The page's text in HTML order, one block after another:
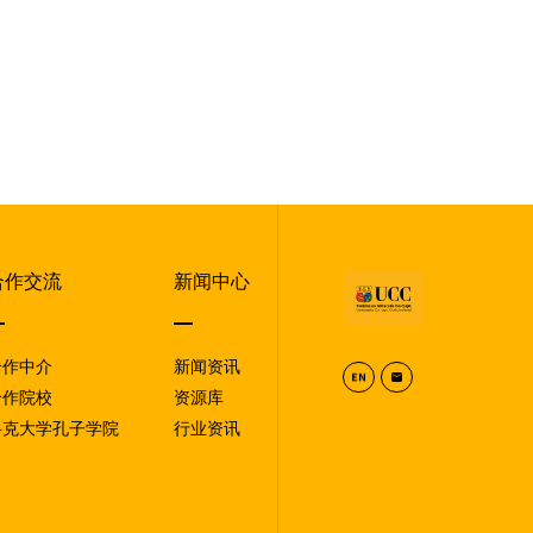
作交流
中介
院校
大学孔子学院
新闻中心
新闻资讯
资源库
行业资讯